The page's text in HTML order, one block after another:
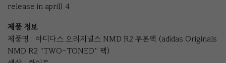
제품 정보
제품명 : 아디다스 오리지널스 NMD R2 투톤팩 (adidas Originals
NMD R2 “TWO-TONED” 팩)